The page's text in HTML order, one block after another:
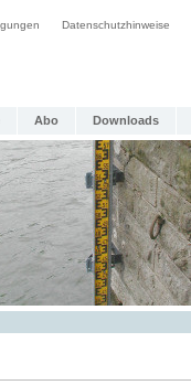
Datenschutzhinweise
Abo Downloads